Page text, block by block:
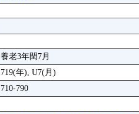
養老3年閏7月
719(年), U7(月)
710-790